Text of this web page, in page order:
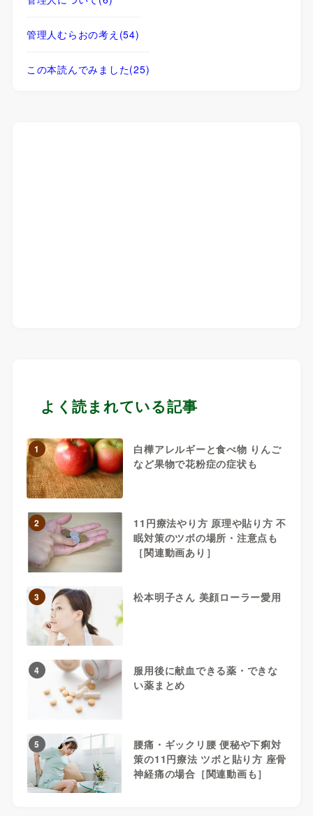
管理人むらおの考え (54)
この本読んでみました(25)
よく読まれている記事
1
白樺アレルギーと食べ物 りんご
など果物で花粉症の症状も
2
11円療法やり方 原理や貼り方 不
眠対策のツボの場所・注意点も
［関連動画あり］
3 松本明子さん 美顔ローラー愛用
4
服用後に献血できる薬・できな
い薬まとめ
5
腰痛・ギックリ腰 便秘や下痢対
策の11円療法 ツボと貼り方 座骨
神経痛の場合［関連動画も］